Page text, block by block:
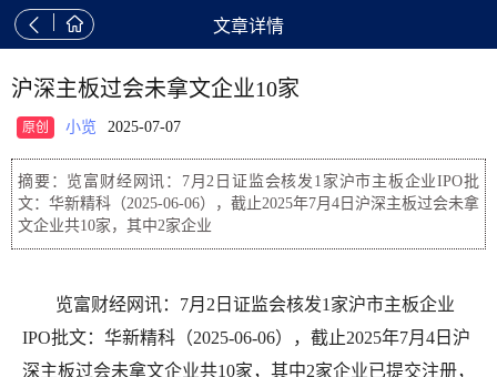
  文章详情
沪深主板过会未拿文企业10家
原创 小览 2025-07-07
摘要：览富财经网讯：7月2日证监会核发1家沪市主板企业IPO批
文：华新精科（2025-06-06），截止2025年7月4日沪深主板过会未拿
文企业共10家，其中2家企业
览富财经网讯：7月2日证监会核发1家沪市主板企业
IPO批文：华新精科（2025-06-06），截止2025年7月4日沪
深主板过会未拿文企业共10家，其中2家企业已提交注册，